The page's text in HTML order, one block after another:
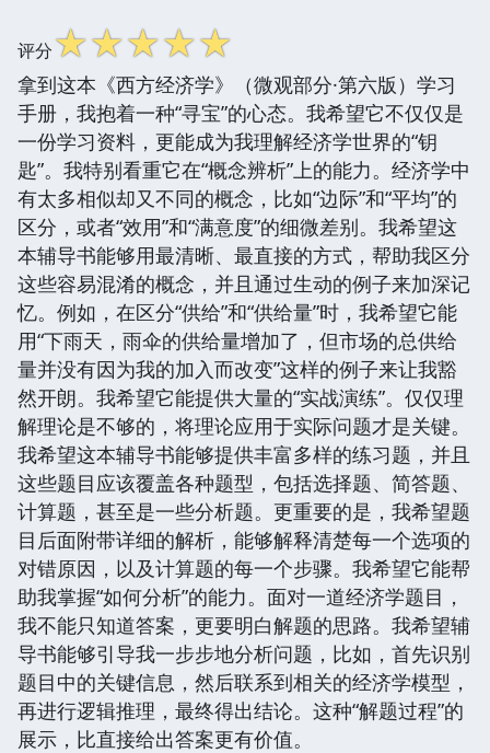
评分☆☆☆☆☆
拿到这本《西方经济学》（微观部分·第六版）学习
手册，我抱着一种“寻宝”的心态。我希望它不仅仅是
一份学习资料，更能成为我理解经济学世界的“钥
匙”。我特别看重它在“概念辨析”上的能力。经济学中
有太多相似却又不同的概念，比如“边际”和“平均”的
区分，或者“效用”和“满意度”的细微差别。我希望这
本辅导书能够用最清晰、最直接的方式，帮助我区分
这些容易混淆的概念，并且通过生动的例子来加深记
忆。例如，在区分“供给”和“供给量”时，我希望它能
用“下雨天，雨伞的供给量增加了，但市场的总供给
量并没有因为我的加入而改变”这样的例子来让我豁
然开朗。我希望它能提供大量的“实战演练”。仅仅理
解理论是不够的，将理论应用于实际问题才是关键。
我希望这本辅导书能够提供丰富多样的练习题，并且
这些题目应该覆盖各种题型，包括选择题、简答题、
计算题，甚至是一些分析题。更重要的是，我希望题
目后面附带详细的解析，能够解释清楚每一个选项的
对错原因，以及计算题的每一个步骤。我希望它能帮
助我掌握“如何分析”的能力。面对一道经济学题目，
我不能只知道答案，更要明白解题的思路。我希望辅
导书能够引导我一步步地分析问题，比如，首先识别
题目中的关键信息，然后联系到相关的经济学模型，
再进行逻辑推理，最终得出结论。这种“解题过程”的
展示，比直接给出答案更有价值。